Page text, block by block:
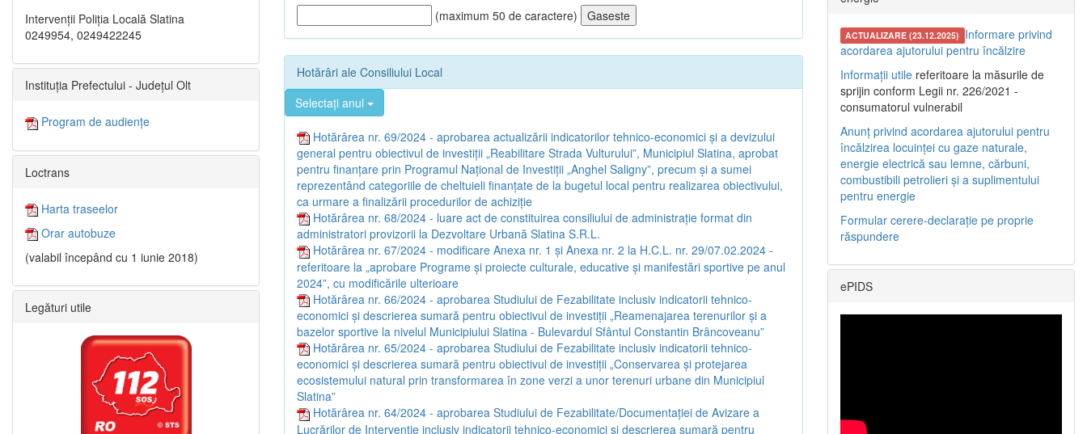
(maximum 50 de caractere)
Hotărâri ale Consiliului Local
Selectați anul
Hotărârea nr. 69/2024 - aprobarea actualizării indicatorilor tehnico-economici și a devizului
general pentru obiectivul de investiții „Reabilitare Strada Vulturului”, Municipiul Slatina, aprobat
pentru finanțare prin Programul Național de Investiții „Anghel Saligny”, precum și a sumei
reprezentând categoriile de cheltuieli finanțate de la bugetul local pentru realizarea obiectivului,
ca urmare a finalizării procedurilor de achiziție
Hotărârea nr. 68/2024 - luare act de constituirea consiliului de administrație format din
administratori provizorii la Dezvoltare Urbană Slatina S.R.L.
Hotărârea nr. 67/2024 - modificare Anexa nr. 1 și Anexa nr. 2 la H.C.L. nr. 29/07.02.2024 -
referitoare la „aprobare Programe și proiecte culturale, educative și manifestări sportive pe anul
2024”, cu modificările ulterioare
Hotărârea nr. 66/2024 - aprobarea Studiului de Fezabilitate inclusiv indicatorii tehnico-
economici și descrierea sumară pentru obiectivul de investiții „Reamenajarea terenurilor și a
bazelor sportive la nivelul Municipiului Slatina - Bulevardul Sfântul Constantin Brâncoveanu”
Hotărârea nr. 65/2024 - aprobarea Studiului de Fezabilitate inclusiv indicatorii tehnico-
economici și descrierea sumară pentru obiectivul de investiții „Conservarea și protejarea
ecosistemului natural prin transformarea în zone verzi a unor terenuri urbane din Municipiul
Slatina”
Hotărârea nr. 64/2024 - aprobarea Studiului de Fezabilitate/Documentației de Avizare a
Lucrărilor de Intervenție inclusiv indicatorii tehnico-economici și descrierea sumară pentru
Intervenții Poliția Locală Slatina
0249954, 0249422245
Instituția Prefectului - Județul Olt
Program de audiențe
Loctrans
Harta traseelor
Orar autobuze
(valabil începând cu 1 iunie 2018)
Legături utile
ACTUALIZARE (23.12.2025) Informare privind
acordarea ajutorului pentru încălzire
Informații utile referitoare la măsurile de
sprijin conform Legii nr. 226/2021 -
consumatorul vulnerabil
Anunț privind acordarea ajutorului pentru
încălzirea locuinței cu gaze naturale,
energie electrică sau lemne, cărbuni,
combustibili petrolieri și a suplimentului
pentru energie
Formular cerere-declarație pe proprie
răspundere
ePIDS